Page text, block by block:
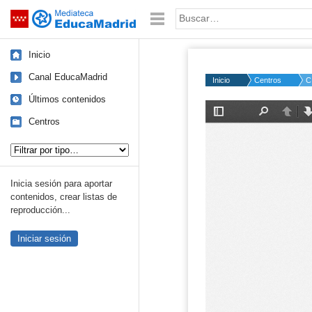
Saltar navegación Palabra o frase:
Inicio
Canal EducaMadrid
Últimos contenidos
Centros
Inicia sesión para aportar
contenidos, crear listas de
reproducción...
Iniciar sesión
Inicio Centros